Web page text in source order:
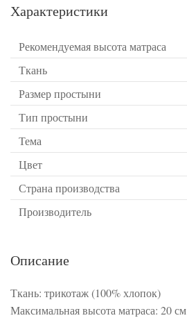
Характеристики
Рекомендуемая высота матраса
Ткань
Размер простыни
Тип простыни
Тема
Цвет
Страна производства
Производитель
Описание
Ткань: трикотаж (100% хлопок)
Максимальная высота матраса: 20 см